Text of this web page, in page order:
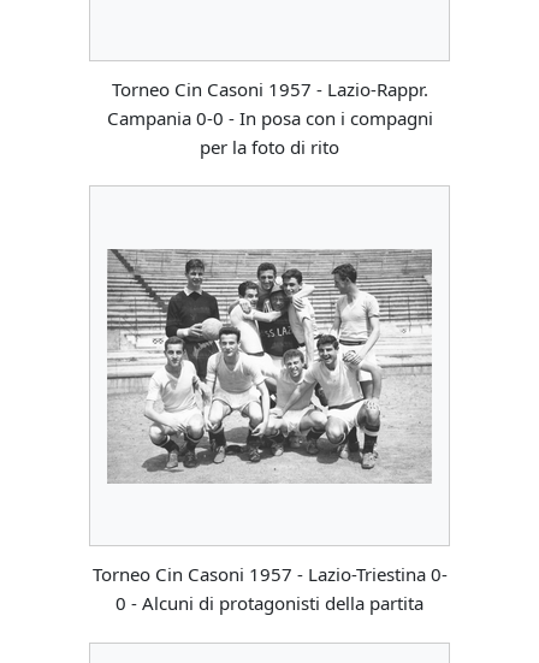
Torneo Cin Casoni 1957 - Lazio-Rappr.
Campania 0-0 - In posa con i compagni
per la foto di rito
Torneo Cin Casoni 1957 - Lazio-Triestina 0-
0 - Alcuni di protagonisti della partita